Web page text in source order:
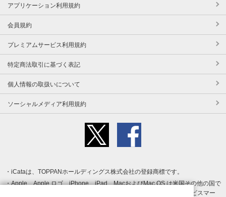
アプリケーション利用規約
会員規約
プレミアムサービス利用規約
特定商法取引に基づく表記
個人情報の取扱いについて
ソーシャルメディア利用規約
iCataは、TOPPANホールディングス株式会社の登録商標です。
Apple、Apple ロゴ、iPhone、iPad、MacおよびMac OS は米国その他の国で
登録された Apple Inc. の商標です。App Store は Apple Inc. のサービスマー